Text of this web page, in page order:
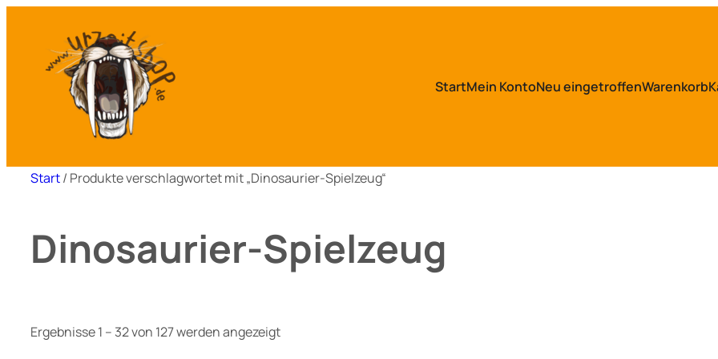
springen
StartMein KontoNeu eingetroffenWarenkorb
Start/ Produkte verschlagwortet mit „Dinosaurier-Spielzeug“
Dinosaurier-Spielzeug
Ergebnisse 1 – 32 von 127 werden angezeigt